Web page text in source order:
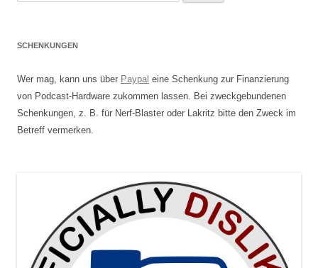
SCHENKUNGEN
Wer mag, kann uns über Paypal eine Schenkung zur Finanzierung
von Podcast-Hardware zukommen lassen. Bei zweckgebundenen
Schenkungen, z. B. für Nerf-Blaster oder Lakritz bitte den Zweck im
Betreff vermerken.